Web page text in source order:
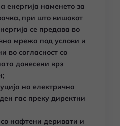
енергија наменето за
при што вишокот
се предава во
мрежа под услови и
во согласност со
донесени врз
на електрична
гас преку директни
нафтени деривати и